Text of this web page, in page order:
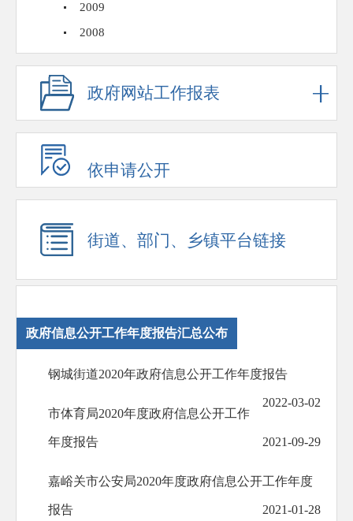
2009
2008
政府网站工作报表
依申请公开
街道、部门、乡镇平台链接
政府信息公开工作年度报告汇总公布
钢城街道2020年政府信息公开工作年度报告
2022-03-02
市体育局2020年度政府信息公开工作
年度报告 2021-09-29
嘉峪关市公安局2020年度政府信息公开工作年度
报告 2021-01-28